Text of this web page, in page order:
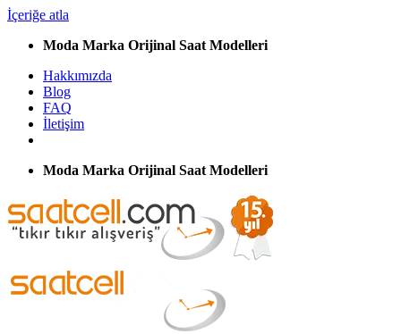
İçeriğe atla
Moda Marka Orijinal Saat Modelleri
Hakkımızda
Blog
FAQ
İletişim
Moda Marka Orijinal Saat Modelleri